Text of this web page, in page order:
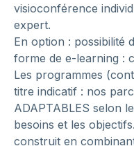
visioconférence
expert.
En option : possibilité
forme de e-learning :
Les programmes
titre indicatif : nos
ADAPTABLES selon
besoins et les
construit en